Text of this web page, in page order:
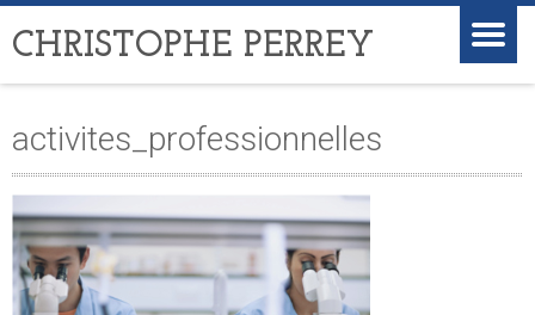
CHRISTOPHE PERREY
activites_professionnelles